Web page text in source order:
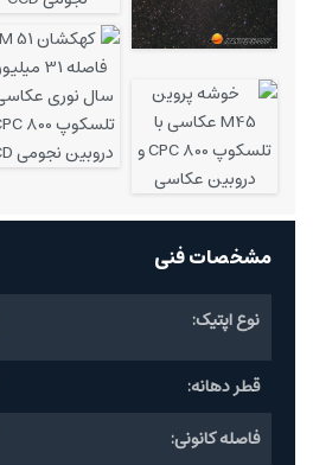
مشخصات فنی
نوع اپتیک:
قطر دهانه:
فاصله کانونی: